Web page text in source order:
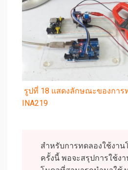
รูปที่ 18 แสดงลักษณะของการ
INA219
สำหรับการทดลองใช้งาน
ครั้งนี้ พอจะสรุปการใช้งา